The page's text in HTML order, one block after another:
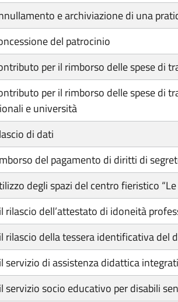
e archiviazione di una
del patrocinio
per il rimborso delle spese di
per il rimborso delle spese di
e università
di dati
del pagamento di diritti di
degli spazi del centro fieristico “Le
rilascio dell’attestato di idoneità
rilascio della tessera identificativa del
servizio di assistenza didattica
servizio socio educativo per disabili